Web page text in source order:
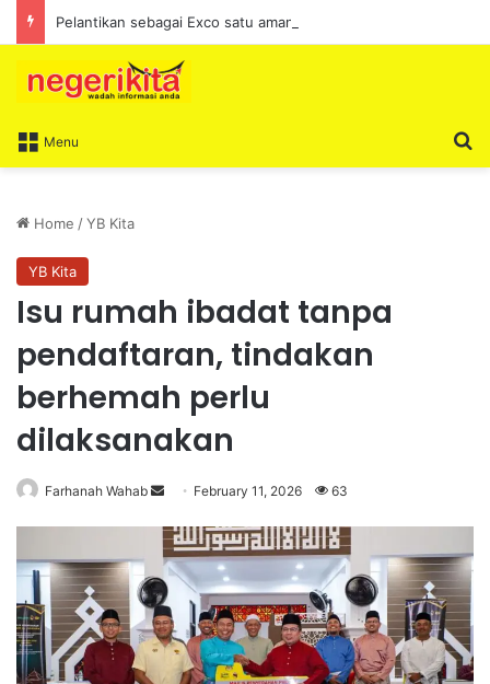
Menu
Home /YB Kita
YB Kita
Isu rumah ibadat tanpa
pendaftaran, tindakan
berhemah perlu
dilaksanakan
Farhanah Wahab
n
d
a
n
e
m
February 11, 2026 63